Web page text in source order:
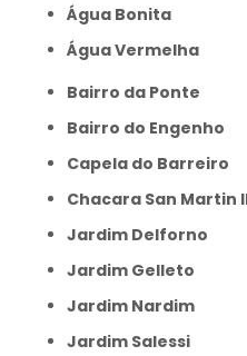
Água Bonita
Água Vermelha
Bairro da Ponte
Bairro do Engenho
Capela do Barreiro
Chacara San Martin
Jardim Delforno
Jardim Gelleto
Jardim Nardim
Jardim Salessi